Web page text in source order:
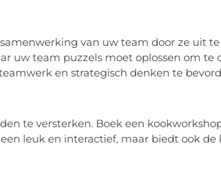
van uw team door ze uit
uw team puzzels moet oplossen om te
en strategisch denken te
te versterken. Boek een
leuk en interactief, maar biedt ook de